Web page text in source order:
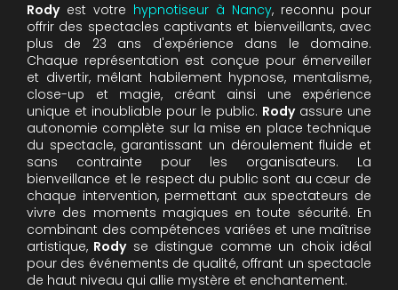
Rodyest votre hypnotiseur à Nancy, reconnu pour
offrir des spectacles captivants et bienveillants, avec
plus de 23 ans d'expérience dans le domaine.
Chaque représentation est conçue pour émerveiller
et divertir, mêlant habilement hypnose, mentalisme,
close-up et magie, créant ainsi une expérience
unique et inoubliable pour le public. Rodyassure une
autonomie complète sur la mise en place technique
du spectacle, garantissant un déroulement fluide et
sans contrainte pour les organisateurs. La
bienveillance et le respect du public sont au cœur de
chaque intervention, permettant aux spectateurs de
vivre des moments magiques en toute sécurité. En
combinant des compétences variées et une maîtrise
artistique, Rodyse distingue comme un choix idéal
pour des événements de qualité, offrant un spectacle
de haut niveau qui allie mystère et enchantement.